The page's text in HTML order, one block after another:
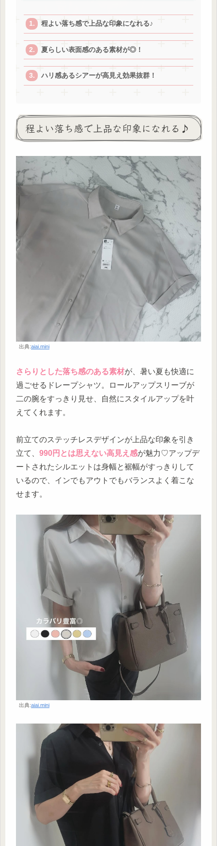
程よい落ち感で上品な印象になれる♪
夏らしい表面感のある素材が◎！
ハリ感あるシアーが高見え効果抜群！
程よい落ち感で上品な印象になれる♪
出典:aiai.mini
さらりとした落ち感のある素材が、暑い夏も快適に
過ごせるドレープシャツ。ロールアップスリーブが
二の腕をすっきり見せ、自然にスタイルアップを叶
えてくれます。
前立てのステッチレスデザインが上品な印象を引き
立て、 990円とは思えない高見え感が魅力♡アップデ
ートされたシルエットは身幅と裾幅がすっきりして
いるので、インでもアウトでもバランスよく着こな
せます。
出典:aiai.mini